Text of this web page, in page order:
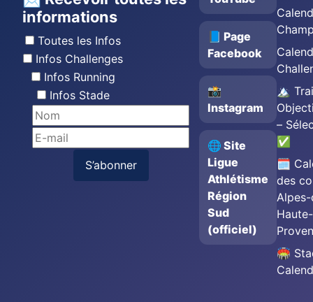
informations
Toutes les Infos
Infos Challenges
Infos Running
Infos Stade
S’abonner
📘 Page
Facebook
📸
Instagram
🌐 Site
Ligue
Athlétisme
Région
Sud
(officiel)
🏔️
–
✅
🗓️
des
Haute-
🏟️